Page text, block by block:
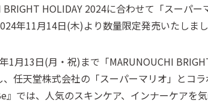
HOLIDAY 2024に合わせて「スーパ
年11月14日(木)より数量限定発売いたしまし
月13日(月・祝)まで「MARUNOUCHI
任天堂株式会社の「スーパーマリオ」とコ
では、人気のスキンケア、インナーケアを